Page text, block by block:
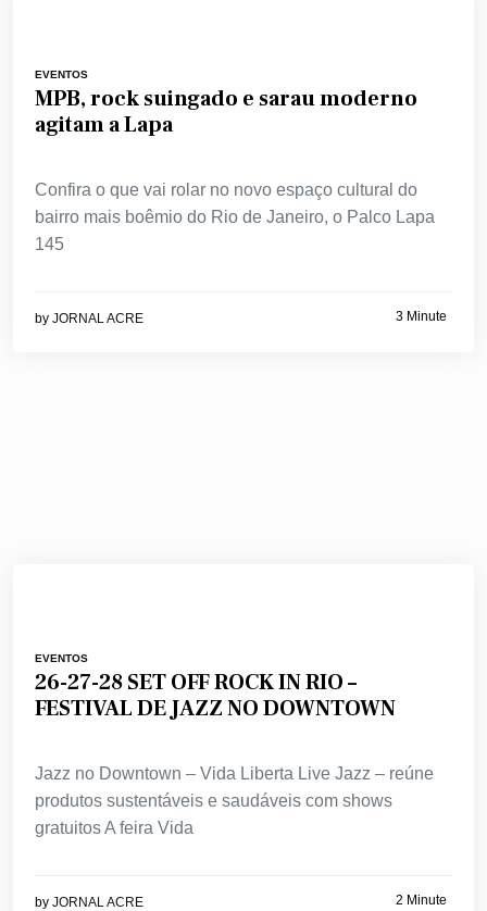
EVENTOS
MPB, rock suingado e sarau moderno
agitam a Lapa
Confira o que vai rolar no novo espaço cultural do
bairro mais boêmio do Rio de Janeiro, o Palco Lapa
145
by JORNAL ACRE 3 Minute
EVENTOS
26-27-28 SET OFF ROCK IN RIO –
FESTIVAL DE JAZZ NO DOWNTOWN
Jazz no Downtown – Vida Liberta Live Jazz – reúne
produtos sustentáveis e saudáveis com shows
gratuitos A feira Vida
by JORNAL ACRE 2 Minute